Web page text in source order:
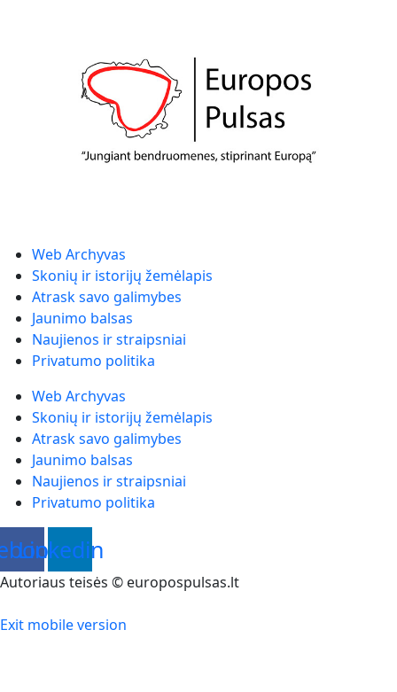
Web Archyvas
Skonių ir istorijų žemėlapis
Atrask savo galimybes
Jaunimo balsas
Naujienos ir straipsniai
Privatumo politika
Web Archyvas
Skonių ir istorijų žemėlapis
Atrask savo galimybes
Jaunimo balsas
Naujienos ir straipsniai
Privatumo politika
Linkedin
Autoriaus teisės © europospulsas.lt
Exit mobile version